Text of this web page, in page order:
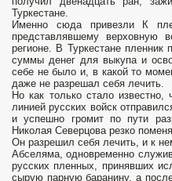
Туркестане.
Именно сюда привезли К
представлявшему верховную
регионе. В Туркестане
суммы денег для выкупа и
себе не было и, в какой то
даже не разрешал себя лечить.
Но как только стало
линией русских войск
и успешно громит по пути
Николая Северцова резко
Он разрешил себя лечить, и к
Абселяма, одновременно
русских пленных, принявших
сырую парную баранину, а